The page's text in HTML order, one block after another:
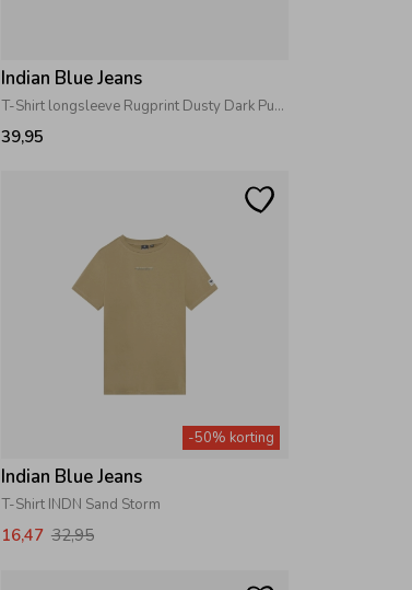
Indian Blue Jeans
T-Shirt longsleeve Rugprint Dusty Dark Purple
39,95
-50% korting
Indian Blue Jeans
T-Shirt INDN Sand Storm
16,47 32,95